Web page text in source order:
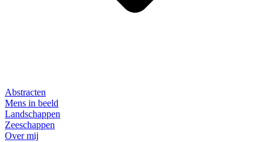
Abstracten
Mens in beeld
Landschappen
Zeeschappen
Over mij